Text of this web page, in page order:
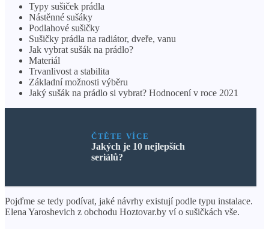
Typy sušiček prádla
Nástěnné sušáky
Podlahové sušičky
Sušičky prádla na radiátor, dveře, vanu
Jak vybrat sušák na prádlo?
Materiál
Trvanlivost a stabilita
Základní možnosti výběru
Jaký sušák na prádlo si vybrat? Hodnocení v roce 2021
ČTĚTE VÍCE
Jakých je 10 nejlepších
seriálů?
Pojďme se tedy podívat, jaké návrhy existují podle typu instalace.
Elena Yaroshevich z obchodu Hoztovar.by ví o sušičkách vše.